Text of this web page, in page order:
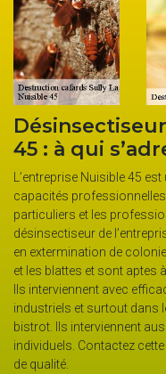
45 : à qui
L’entreprise Nuisible 45
capacités
particuliers et les
désinsectiseur de
en extermination de
et les blattes et sont aptes
Ils interviennent avec
industriels et surtout dans
bistrot. Ils interviennent
individuels. Contactez
de qualité.